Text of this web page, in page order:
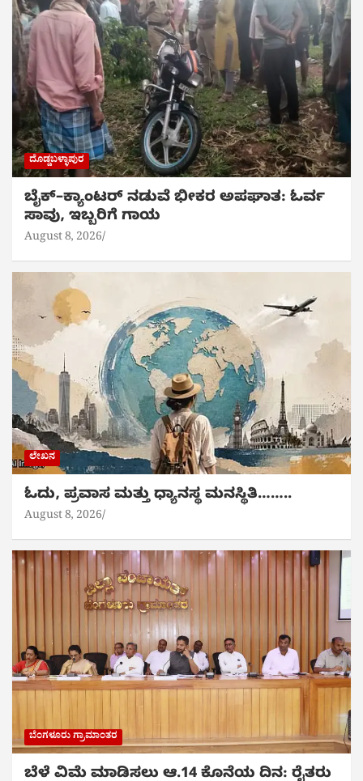
ದೊಡ್ಡಬಳ್ಳಾಪುರ
ಬೈಕ್‌–ಕ್ಯಾಂಟರ್ ನಡುವೆ ಭೀಕರ ಅಪಘಾತ: ಓರ್ವ
ಸಾವು, ಇಬ್ಬರಿಗೆ ಗಾಯ
August 8, 2026
ಲೇಖನ
ಓದು, ಪ್ರವಾಸ ಮತ್ತು ಧ್ಯಾನಸ್ಥ ಮನಸ್ಥಿತಿ……..
August 8, 2026
ಬೆಂಗಳೂರು ಗ್ರಾಮಾಂತರ
ಬೆಳೆ ವಿಮೆ ಮಾಡಿಸಲು ಆ.14 ಕೊನೆಯ ದಿನ: ರೈತರು